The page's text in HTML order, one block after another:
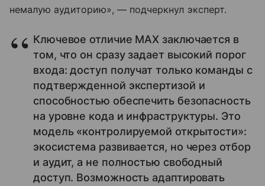
немалую аудиторию», — подчеркнул эксперт.
Ключевое отличие MAX заключается в
том, что он сразу задает высокий порог
входа: доступ получат только команды с
подтвержденной экспертизой и
способностью обеспечить безопасность
на уровне кода и инфраструктуры. Это
модель «контролируемой открытости»:
экосистема развивается, но через отбор
и аудит, а не полностью свободный
доступ. Возможность адаптировать